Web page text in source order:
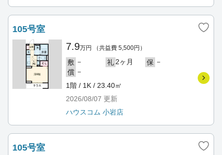
105号室
7.9万円 （共益費 5,500円）
敷 － 礼 2ヶ月 保 －
償 －
1階 / 1K / 23.40㎡
2026/08/07 更新
ハウスコム 小岩店
105号室